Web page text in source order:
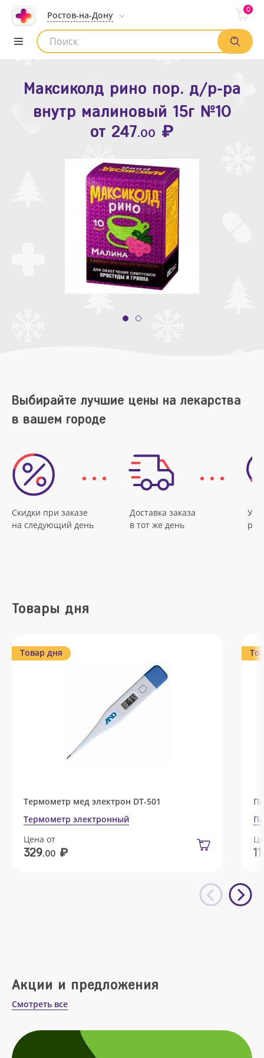
Ростов-на-Дону
0
Список аптек
Максиколд рино пор. д/р-ра
внутр малиновый 15г №10
от 247.00 ₽
Зодак таб. п.п.о. 10мг №10
от109.80 ₽
Выбирайте лучшие цены на лекарства
в вашем городе
Скидки при заказе
на следующий день
Доставка заказа
в тот же день
Товары дня
Товар дня
Термометр мед электрон DT-501
Термометр электронный
Цена от
329.00 ₽ 11
Акции и предложения
Смотреть все